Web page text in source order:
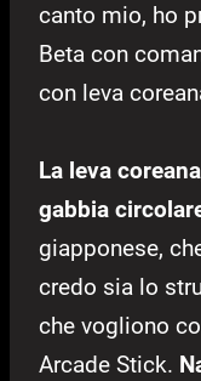
canto mio, ho
Beta con
con leva
La leva
gabbia
giapponese,
credo sia lo
che vogliono
Arcade Stick.